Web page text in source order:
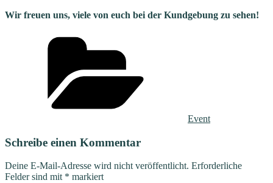
Wir freuen uns, viele von euch bei der Kundgebung zu sehen!
Event
Schreibe einen Kommentar
Deine E-Mail-Adresse wird nicht veröffentlicht. Erforderliche
Felder sind mit * markiert